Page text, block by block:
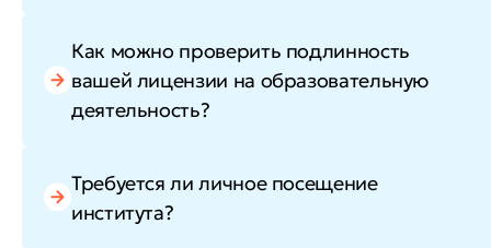
Как можно проверить подлинность
вашей лицензии на образовательную
деятельность?
Требуется ли личное посещение
института?